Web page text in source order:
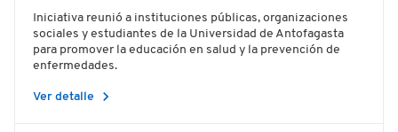
Iniciativa reunió a instituciones públicas, organizaciones
sociales y estudiantes de la Universidad de Antofagasta
para promover la educación en salud y la prevención de
enfermedades.
Ver detalle chevron_right